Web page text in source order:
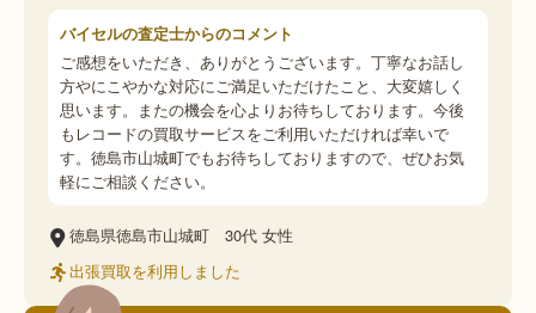
バイセルの査定士からのコメント
ご感想をいただき、ありがとうございます。丁寧なお話し
方やにこやかな対応にご満足いただけたこと、大変嬉しく
思います。またの機会を心よりお待ちしております。今後
もレコードの買取サービスをご利用いただければ幸いで
す。徳島市山城町でもお待ちしておりますので、ぜひお気
軽にご相談ください。
徳島県徳島市山城町 30代 女性
出張買取を利用しました